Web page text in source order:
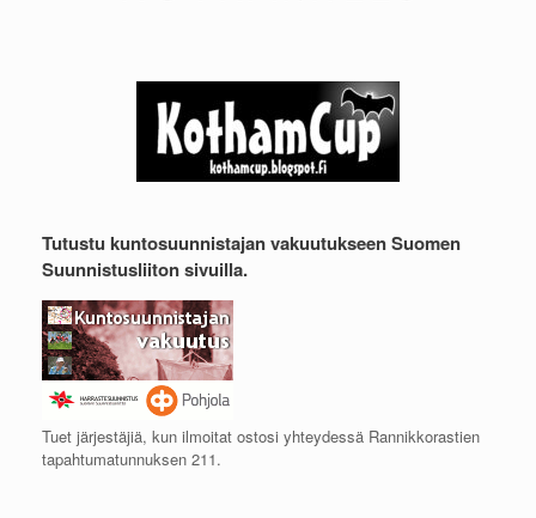
Tutustu kuntosuunnistajan vakuutukseen Suomen
Suunnistusliiton sivuilla.
Tuet järjestäjiä, kun ilmoitat ostosi yhteydessä Rannikkorastien
tapahtumatunnuksen 211.